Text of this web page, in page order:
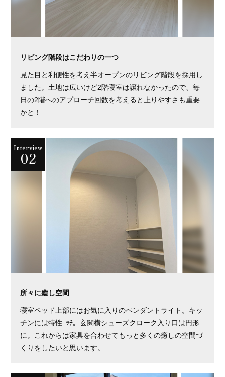
リビング階段はこだわりの一つ
見た目と利便性を考え半オープンのリビング階段を採用し
ました。土地は広いけど2階寝室は譲れなかったので、毎
日の2階へのアプローチ回数を考えると上りやすさも重要
かと！
Interview
02
所々に癒し空間
寝室ベッド上部にはお気に入りのペンダントライト。キッ
チンには特性ﾆｯﾁ。玄関横シューズクローク入り口は円形
に。これからは家具を合わせてもっと多くの癒しの空間づ
くりをしたいと思います。